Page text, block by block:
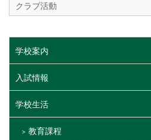
クラブ活動
学校案内
入試情報
学校生活
教育課程